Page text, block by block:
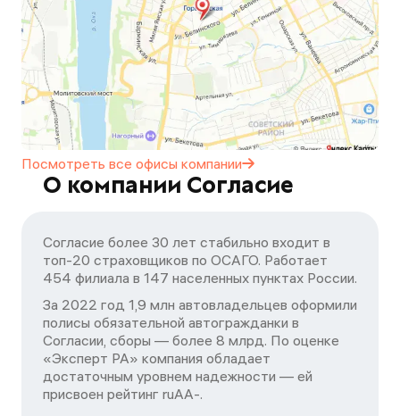
Посмотреть все офисы компании
О компании Согласие
Согласие более 30 лет стабильно входит в
топ-20 страховщиков по ОСАГО. Работает
454 филиала в 147 населенных пунктах России.
За 2022 год 1,9 млн автовладельцев оформили
полисы обязательной автогражданки в
Согласии, сборы — более 8 млрд. По оценке
«Эксперт РА» компания обладает
достаточным уровнем надежности — ей
присвоен рейтинг ruАА-.